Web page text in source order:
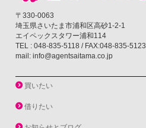
〒330-0063
埼玉県さいたま市浦和区高砂1-2-1
エイペックスタワー浦和114
TEL : 048-835-5118 / FAX:048-835-5123
mail: info@agentsaitama.co.jp
買いたい
借りたい